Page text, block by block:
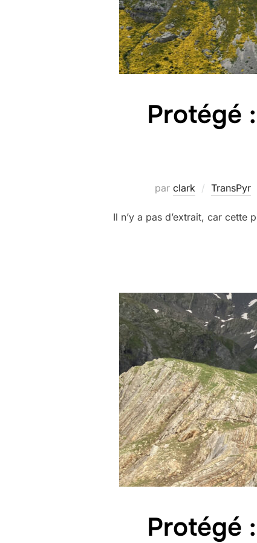
Protégé
par clark TransPyr
Il n’y a pas d’extrait, car cette
Protégé